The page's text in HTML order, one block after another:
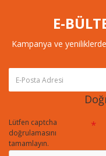
E-
Kampanya ve
Lütfen captcha
doğrulamasını
tamamlayın.